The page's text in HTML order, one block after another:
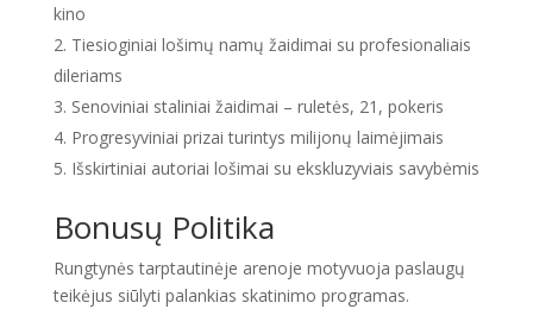
kino
Tiesioginiai lošimų namų žaidimai su profesionaliais
dileriams
Senoviniai staliniai žaidimai – ruletės, 21, pokeris
Progresyviniai prizai turintys milijonų laimėjimais
Išskirtiniai autoriai lošimai su ekskluzyviais savybėmis
Bonusų Politika
Rungtynės tarptautinėje arenoje motyvuoja paslaugų
teikėjus siūlyti palankias skatinimo programas.